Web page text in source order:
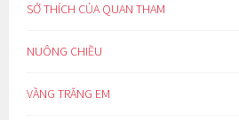
SỞ THÍCH CỦA QUAN THAM
NUÔNG CHIỀU
VẦNG TRĂNG EM